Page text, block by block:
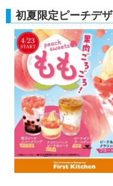
初夏限定ピーチデ